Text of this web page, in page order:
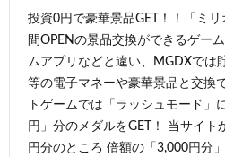
投資0円で豪華景品GET！！「ミ
間OPENの景品交換ができるゲー
ムアプリなどと違い、MGDXでは
等の電子マネーや豪華景品と交換
トゲームでは「ラッシュモード」
円」分のメダルをGET！ 当サイト
円分のところ 倍額の「3,000円分